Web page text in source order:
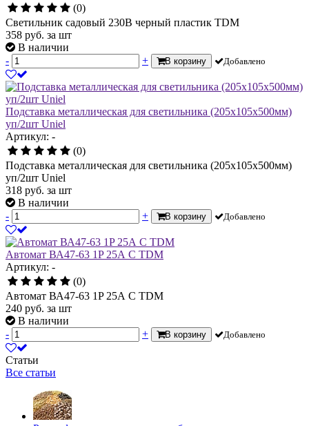
(0)
Светильник садовый 230В черный пластик TDM
358 руб. за шт
В наличии
-
+ В корзину Добавлено
Подставка металлическая для светильника (205х105х500мм)
уп/2шт Uniel
Артикул: -
(0)
Подставка металлическая для светильника (205х105х500мм)
уп/2шт Uniel
318 руб. за шт
В наличии
-
+ В корзину Добавлено
Автомат ВА47-63 1P 25А С TDM
Артикул: -
(0)
Автомат ВА47-63 1P 25А С TDM
240 руб. за шт
В наличии
-
+ В корзину Добавлено
Статьи
Все статьи